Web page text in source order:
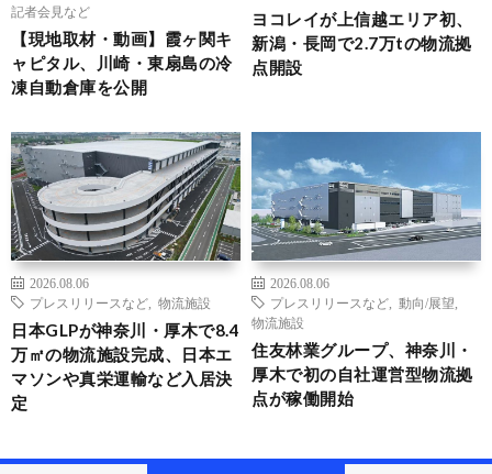
記者会見など
【現地取材・動画】霞ヶ関キ
ャピタル、川崎・東扇島の冷
凍自動倉庫を公開
ヨコレイが上信越エリア初、
新潟・長岡で2.7万tの物流拠
点開設
2026.08.06
プレスリリースなど
物流施設
日本GLPが神奈川・厚木で8.4
万㎡の物流施設完成、日本エ
マソンや真栄運輸など入居決
定
2026.08.06
プレスリリースなど
動向/展望
物流施設
住友林業グループ、神奈川・
厚木で初の自社運営型物流拠
点が稼働開始